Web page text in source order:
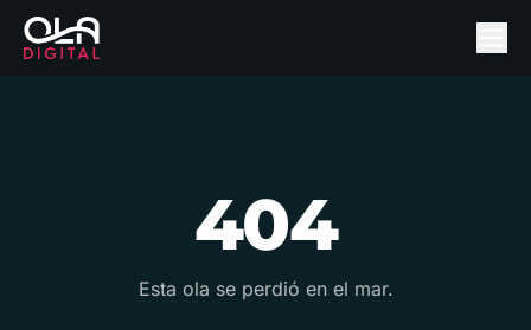
404
Esta ola se perdió en el mar.